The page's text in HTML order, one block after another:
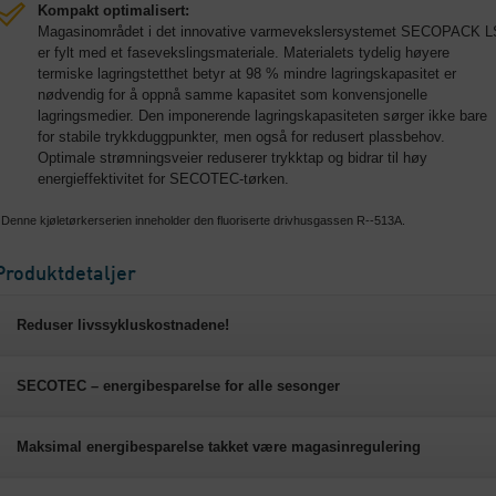
Kompakt optimalisert:
Magasinområdet i det innovative varmevekslersystemet SECOPACK
er fylt med et fasevekslingsmateriale. Materialets tydelig høyere
termiske lagringstetthet betyr at 98 % mindre lagringskapasitet er
nødvendig for å oppnå samme kapasitet som konvensjonelle
lagringsmedier. Den imponerende lagringskapasiteten sørger ikke bare
for stabile trykkduggpunkter, men også for redusert plassbehov.
Optimale strømningsveier reduserer trykktap og bidrar til høy
energieffektivitet for SECOTEC-tørken.
kjøletørkerserien inneholder den fluoriserte drivhusgassen R--513A.
Reduser livssykluskostnadene!
SECOTEC – energibesparelse for alle sesonger
Maksimal energibesparelse takket være magasinregulering